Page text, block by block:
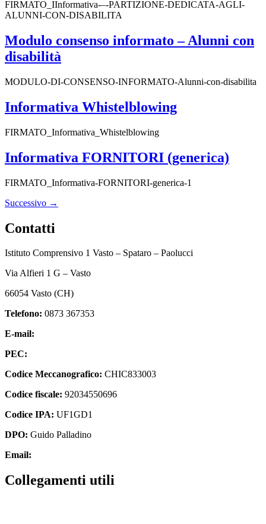
FIRMATO_IInformativa-–-PARTIZIONE-DEDICATA-AGLI-
ALUNNI-CON-DISABILITA
Modulo consenso informato – Alunni con
disabilità
MODULO-DI-CONSENSO-INFORMATO-Alunni-con-disabilita
Informativa Whistelblowing
FIRMATO_Informativa_Whistelblowing
Informativa FORNITORI (generica)
FIRMATO_Informativa-FORNITORI-generica-1
Successivo →
Contatti
Istituto Comprensivo 1 Vasto – Spataro – Paolucci
Via Alfieri 1 G – Vasto
66054 Vasto (CH)
Telefono: 0873 367353
E-mail:
PEC:
Codice Meccanografico: CHIC833003
Codice fiscale: 92034550696
Codice IPA: UF1GD1
DPO: Guido Palladino
Email:
Collegamenti utili